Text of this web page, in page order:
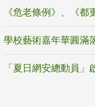
《危老條例》、《都
「夏日網安總動員